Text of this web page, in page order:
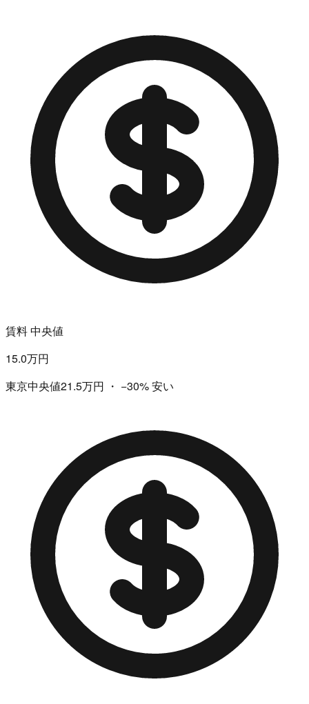
賃料 中央値
15.0万円
東京中央値21.5万円 ・ −30%安い